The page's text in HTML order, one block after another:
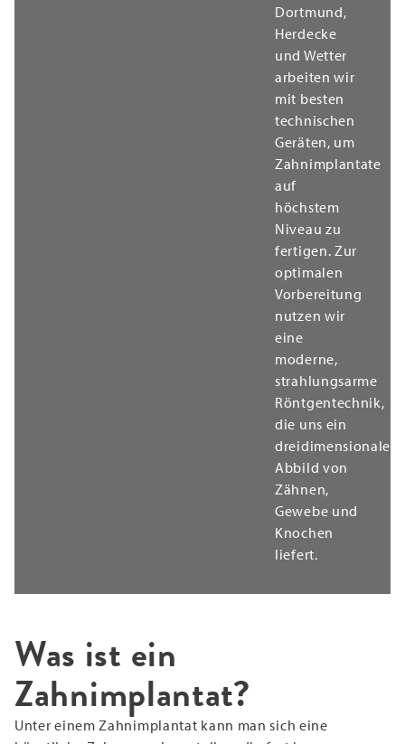
Dortmund,
Herdecke
und Wetter
arbeiten wir
mit besten
technischen
Geräten, um
Zahnimplantate
auf
höchstem
Niveau zu
fertigen. Zur
optimalen
Vorbereitung
nutzen wir
eine
moderne,
strahlungsarme
Röntgentechnik,
die uns ein
dreidimensionales
Abbild von
Zähnen,
Gewebe und
Knochen
liefert.
Was ist ein
Zahnimplantat?
Unter einem Zahnimplantat kann man sich eine